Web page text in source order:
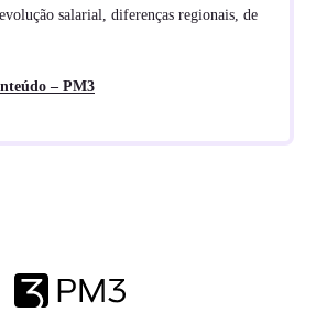
salarial, diferenças regionais, de
– PM3